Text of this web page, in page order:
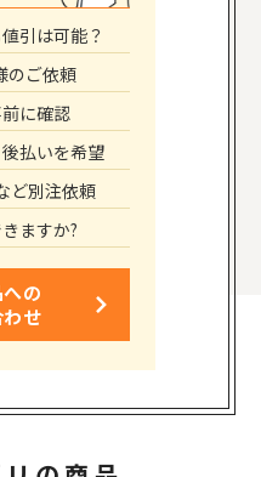
引は可能？
のご依頼
に確認
払いを希望
ど別注依頼
ますか?
の
せ